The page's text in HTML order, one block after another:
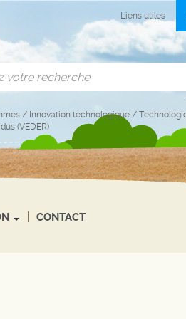
Liens utiles
/ Innovation technologique /
(VEDER)
CONTACT